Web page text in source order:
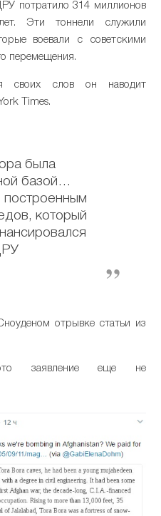
потратило 314 миллионов
Эти тоннели служили
воевали с советскими
перемещения.
своих слов он наводит
Times.
была
базой…
построенным
который
отрывке статьи из
заявление еще не